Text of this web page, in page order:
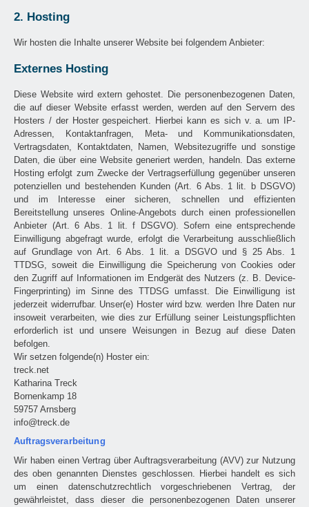
2. Hosting
Wir hosten die Inhalte unserer Website bei folgendem Anbieter:
Externes Hosting
Diese Website wird extern gehostet. Die personenbezogenen Daten,
die auf dieser Website erfasst werden, werden auf den Servern des
Hosters / der Hoster gespeichert. Hierbei kann es sich v. a. um IP-
Adressen, Kontaktanfragen, Meta- und Kommunikationsdaten,
Vertragsdaten, Kontaktdaten, Namen, Websitezugriffe und sonstige
Daten, die über eine Website generiert werden, handeln. Das externe
Hosting erfolgt zum Zwecke der Vertragserfüllung gegenüber unseren
potenziellen und bestehenden Kunden (Art. 6 Abs. 1 lit. b DSGVO)
und im Interesse einer sicheren, schnellen und effizienten
Bereitstellung unseres Online-Angebots durch einen professionellen
Anbieter (Art. 6 Abs. 1 lit. f DSGVO). Sofern eine entsprechende
Einwilligung abgefragt wurde, erfolgt die Verarbeitung ausschließlich
auf Grundlage von Art. 6 Abs. 1 lit. a DSGVO und § 25 Abs. 1
TTDSG, soweit die Einwilligung die Speicherung von Cookies oder
den Zugriff auf Informationen im Endgerät des Nutzers (z. B. Device-
Fingerprinting) im Sinne des TTDSG umfasst. Die Einwilligung ist
jederzeit widerrufbar. Unser(e) Hoster wird bzw. werden Ihre Daten nur
insoweit verarbeiten, wie dies zur Erfüllung seiner Leistungspflichten
erforderlich ist und unsere Weisungen in Bezug auf diese Daten
befolgen.
Wir setzen folgende(n) Hoster ein:
treck.net
Katharina Treck
Bornenkamp 18
59757 Arnsberg
info@treck.de
Auftragsverarbeitung
Wir haben einen Vertrag über Auftragsverarbeitung (AVV) zur Nutzung
des oben genannten Dienstes geschlossen. Hierbei handelt es sich
um einen datenschutzrechtlich vorgeschriebenen Vertrag, der
gewährleistet, dass dieser die personenbezogenen Daten unserer